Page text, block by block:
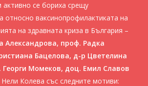
се бориха срещу
относно ваксинопрофилактиката на
на здравната криза в България –
Александрова, проф. Радка
Бацелова, д-р Цветелина
Георги Момеков, доц. Емил Славов
Колева със следните мотиви: